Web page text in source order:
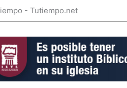
- Tutiempo.net